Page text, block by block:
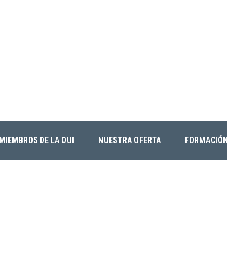
MIEMBROS DE LA OUI NUESTRA OFERTA FORMACIÓN